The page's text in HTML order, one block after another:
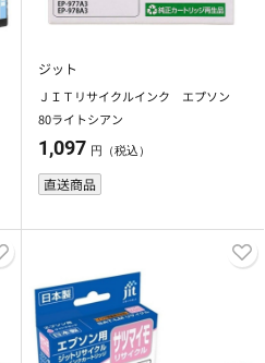
ジット
ＪＩＴリサイクルインク エプソン
80ライトシアン
1,097 円（税込）
直送商品